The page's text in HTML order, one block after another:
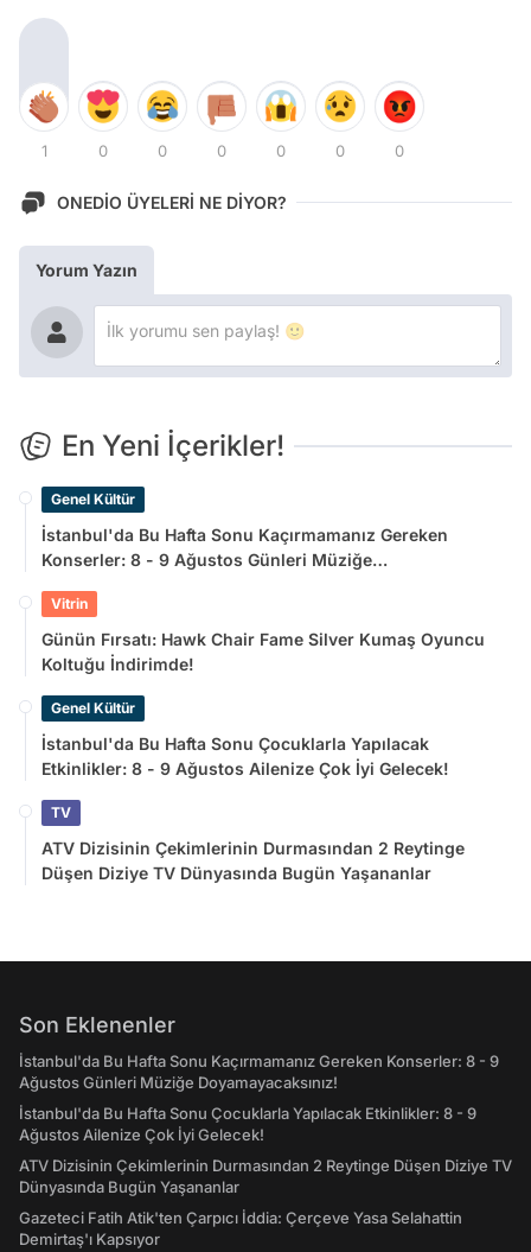
1 0 0 0 0 0 0
ONEDİO ÜYELERİ NE DİYOR?
Yorum Yazın
En Yeni İçerikler!
Genel Kültür
İstanbul'da Bu Hafta Sonu Kaçırmamanız Gereken
Konserler: 8 - 9 Ağustos Günleri Müziğe
Vitrin
Günün Fırsatı: Hawk Chair Fame Silver Kumaş Oyuncu
Koltuğu İndirimde!
Genel Kültür
İstanbul'da Bu Hafta Sonu Çocuklarla Yapılacak
Etkinlikler: 8 - 9 Ağustos Ailenize Çok İyi Gelecek!
TV
ATV Dizisinin Çekimlerinin Durmasından 2 Reytinge
Düşen Diziye TV Dünyasında Bugün Yaşananlar
Son Eklenenler
İstanbul'da Bu Hafta Sonu Kaçırmamanız Gereken Konserler: 8 - 9
Ağustos Günleri Müziğe Doyamayacaksınız!
İstanbul'da Bu Hafta Sonu Çocuklarla Yapılacak Etkinlikler: 8 - 9
Ağustos Ailenize Çok İyi Gelecek!
ATV Dizisinin Çekimlerinin Durmasından 2 Reytinge Düşen Diziye TV
Dünyasında Bugün Yaşananlar
Gazeteci Fatih Atik'ten Çarpıcı İddia: Çerçeve Yasa Selahattin
Demirtaş'ı Kapsıyor